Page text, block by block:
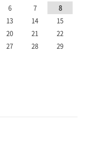
6 7
8
13 14
15
20 21
22
27 28
29